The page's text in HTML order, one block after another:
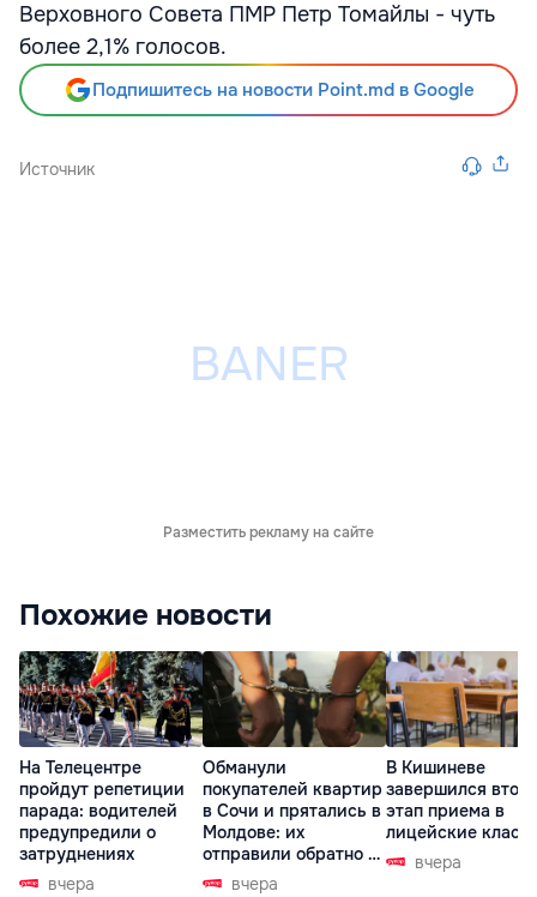
Верховного Совета ПМР Петр Томайлы - чуть
более 2,1% голосов.
Подпишитесь на новости Point.md в Google
Источник
Разместить рекламу на сайте
Похожие новости
На Телецентре
пройдут репетиции
парада: водителей
предупредили о
затруднениях
вчера
Обманули
покупателей квартир
в Сочи и прятались в
Молдове: их
отправили обратно в
РФ вчера
В Кишиневе
завершился
этап приема в
лицейские
вчера